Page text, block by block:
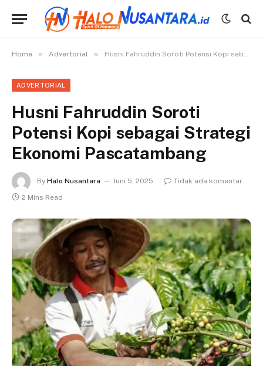
Home » Advertorial » Husni Fahruddin Soroti Potensi Kopi sebagai Strategi Ekonomi Pascatambang
ADVERTORIAL
Husni Fahruddin Soroti
Potensi Kopi sebagai Strategi
Ekonomi Pascatambang
By Halo Nusantara Juni 5, 2025
Tidak ada komentar
2 Mins Read